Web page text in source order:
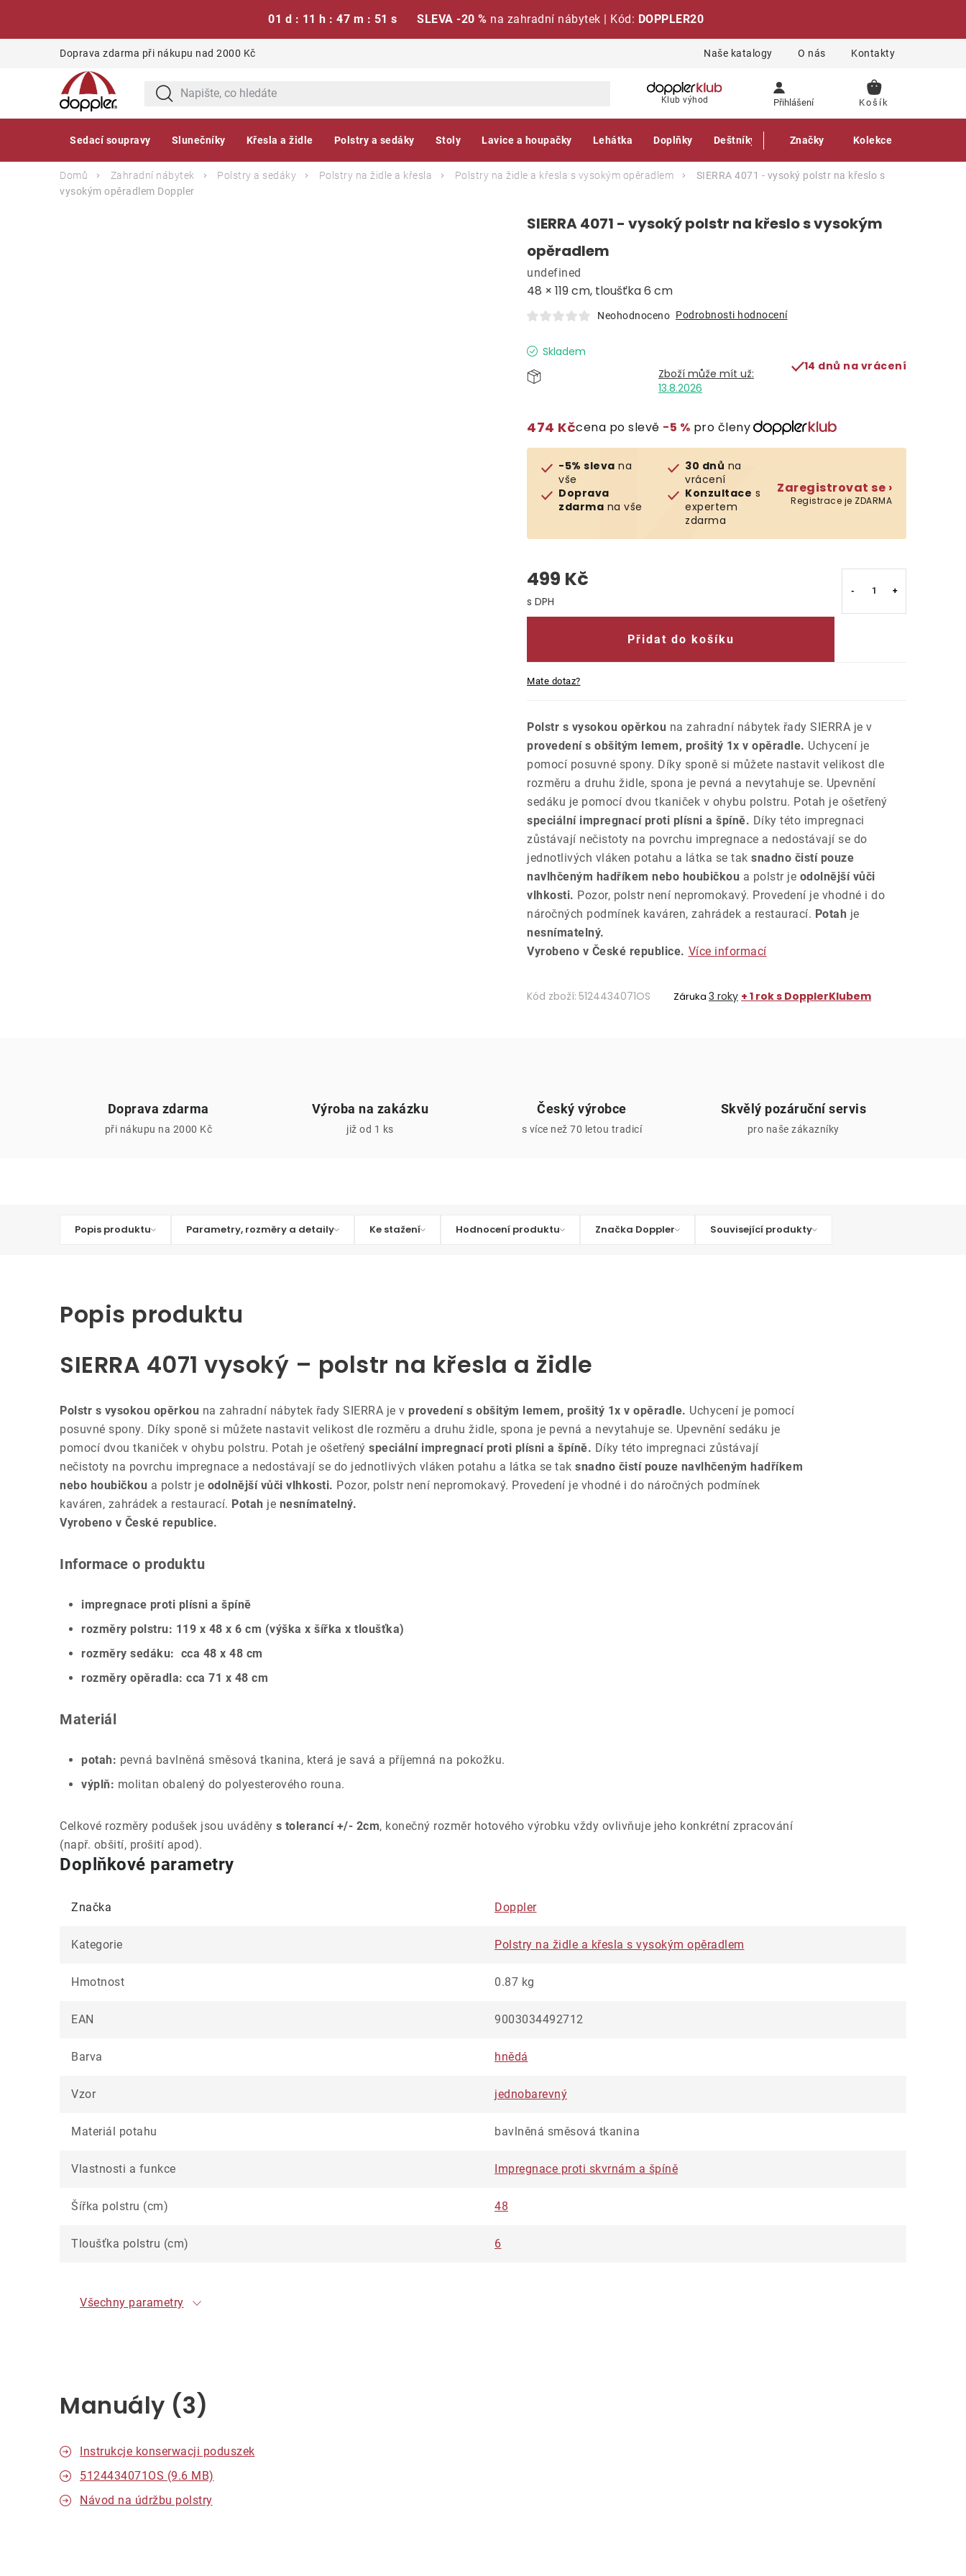
01 d : 11 h : 47 m : 50 s SLEVA -20 % na zahradní nábytek | Kód: DOPPLER20
Doprava zdarma při nákupu nad 2000 Kč Naše katalogy O nás Kontakty
Klub výhod Přihlášení
NÁKUPNÍ
Sedací soupravy Slunečníky Křesla a židle Polstry a sedáky Stoly Lavice a houpačky Lehátka Doplňky Deštníky Gastro produkty
Značky Kolekce
Domů Zahradní nábytek Polstry a sedáky Polstry na židle a křesla Polstry na židle a křesla s vysokým opěradlem
SIERRA 4071 - vysoký polstr na křeslo s
vysokým opěradlem Doppler
SIERRA 4071 - vysoký polstr na křeslo s vysokým
opěradlem
48 × 119 cm, tloušťka 6 cm
undefined
Neohodnoceno Podrobnosti hodnocení
Skladem
13.8.2026
14 dnů na vrácení
474 Kčcena po slevě −5 % pro členy
-5% sleva na
vše
Doprava
zdarma na vše
30 dnů na
vrácení
Konzultace s
expertem
zdarma
Zaregistrovat se ›
Registrace je ZDARMA
499 Kč
Měrná cena:
Přidat do košíku
Mate dotaz?
Polstr s vysokou opěrkou na zahradní nábytek řady SIERRA je v
provedení s obšitým lemem, prošitý 1x v opěradle. Uchycení je
pomocí posuvné spony. Díky sponě si můžete nastavit velikost dle
rozměru a druhu židle, spona je pevná a nevytahuje se. Upevnění
sedáku je pomocí dvou tkaniček v ohybu polstru. Potah je ošetřený
speciální impregnací proti plísni a špíně. Díky této impregnaci
zůstávají nečistoty na povrchu impregnace a nedostávají se do
jednotlivých vláken potahu a látka se tak snadno čistí pouze
navlhčeným hadříkem nebo houbičkou a polstr je odolnější vůči
vlhkosti. Pozor, polstr není nepromokavý. Provedení je vhodné i do
náročných podmínek kaváren, zahrádek a restaurací. Potah je
nesnímatelný.
Vyrobeno v České republice. Více informací
Kód zboží: 5124434071OS Záruka 3 roky + 1 rok s DopplerKlubem
Doprava zdarma
při nákupu na 2000 Kč
Výroba na zakázku
již od 1 ks
Český výrobce
s více než 70 letou tradicí
Skvělý pozáruční servis
pro naše zákazníky
Popis produktu Parametry, rozměry a detaily Ke stažení Hodnocení produktu Značka Doppler Související produkty
Popis produktu
SIERRA 4071 vysoký – polstr na křesla a židle
Polstr s vysokou opěrkou na zahradní nábytek řady SIERRA je v provedení s obšitým lemem, prošitý 1x v opěradle. Uchycení je pomocí
posuvné spony. Díky sponě si můžete nastavit velikost dle rozměru a druhu židle, spona je pevná a nevytahuje se. Upevnění sedáku je
pomocí dvou tkaniček v ohybu polstru. Potah je ošetřený speciální impregnací proti plísni a špíně. Díky této impregnaci zůstávají
nečistoty na povrchu impregnace a nedostávají se do jednotlivých vláken potahu a látka se tak snadno čistí pouze navlhčeným hadříkem
nebo houbičkou a polstr je odolnější vůči vlhkosti. Pozor, polstr není nepromokavý. Provedení je vhodné i do náročných podmínek
kaváren, zahrádek a restaurací. Potah je nesnímatelný.
Vyrobeno v České republice.
Informace o produktu
impregnace proti plísni a špíně
rozměry polstru: 119 x 48 x 6 cm (výška x šířka x tloušťka)
rozměry sedáku: cca 48 x 48 cm
rozměry opěradla: cca 71 x 48 cm
Materiál
potah: pevná bavlněná směsová tkanina, která je savá a příjemná na pokožku.
výplň: molitan obalený do polyesterového rouna.
Celkové rozměry podušek jsou uváděny s tolerancí +/- 2cm, konečný rozměr hotového výrobku vždy ovlivňuje jeho konkrétní zpracování
(např. obšití, prošití apod).
Doplňkové parametry
Značka Doppler
Kategorie Polstry na židle a křesla s vysokým opěradlem
Hmotnost 0.87 kg
EAN 9003034492712
Barva hnědá
Vzor jednobarevný
Materiál potahu bavlněná směsová tkanina
Vlastnosti a funkce Impregnace proti skvrnám a špíně
Šířka polstru (cm) 48
Tloušťka polstru (cm) 6
Všechny parametry
Manuály (3)
Instrukcje konserwacji poduszek
5124434071OS (9.6 MB)
Návod na údržbu polstry